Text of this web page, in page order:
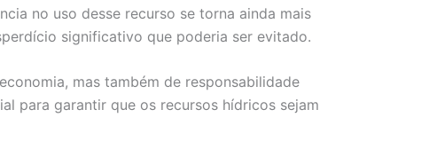
no uso desse recurso se torna ainda mais
significativo que poderia ser evitado.
mas também de responsabilidade
para garantir que os recursos hídricos sejam